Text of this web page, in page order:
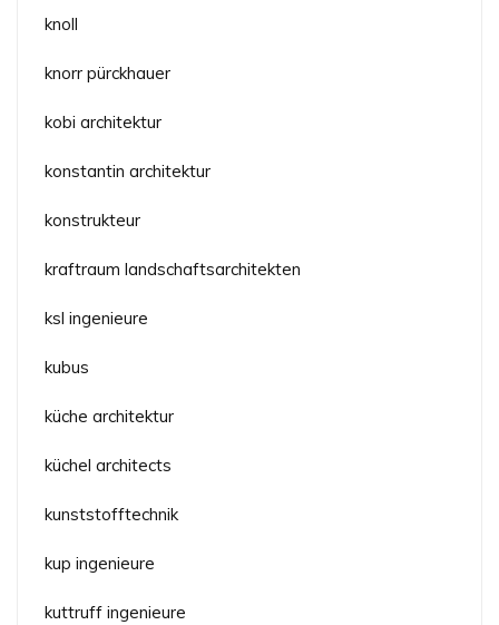
knoll
knorr pürckhauer
kobi architektur
konstantin architektur
konstrukteur
kraftraum landschaftsarchitekten
ksl ingenieure
kubus
küche architektur
küchel architects
kunststofftechnik
kup ingenieure
kuttruff ingenieure